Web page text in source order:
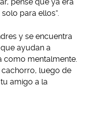
para ellos”.
y se encuentra
ayudan a
como mentalmente.
cachorro, luego de
amigo a la